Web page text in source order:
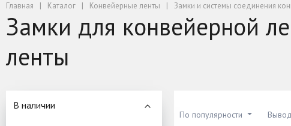
Главная Каталог Конвейерные ленты Замки и системы соединения
Замки для конвейерной
ленты
По популярности
В наличии